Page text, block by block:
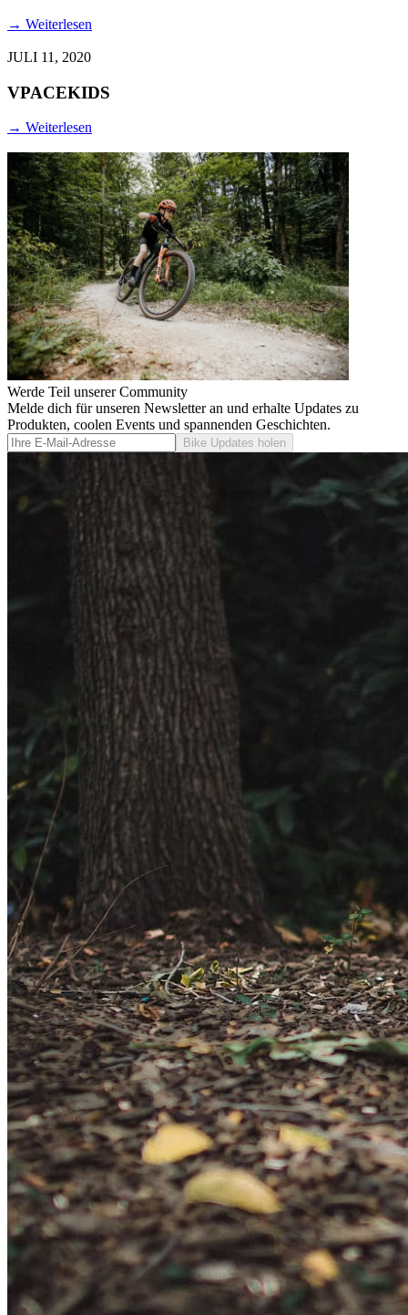
→ Weiterlesen
JULI 11, 2020
VPACEKIDS
→ Weiterlesen
Werde Teil unserer Community
Melde dich für unseren Newsletter an und erhalte Updates zu
Produkten, coolen Events und spannenden Geschichten.
Bike Updates holen